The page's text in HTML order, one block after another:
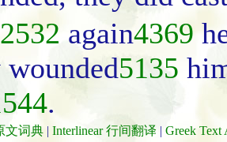
2532 again4369
5135
.
文词典 | Interlinear 行间翻译 | Greek